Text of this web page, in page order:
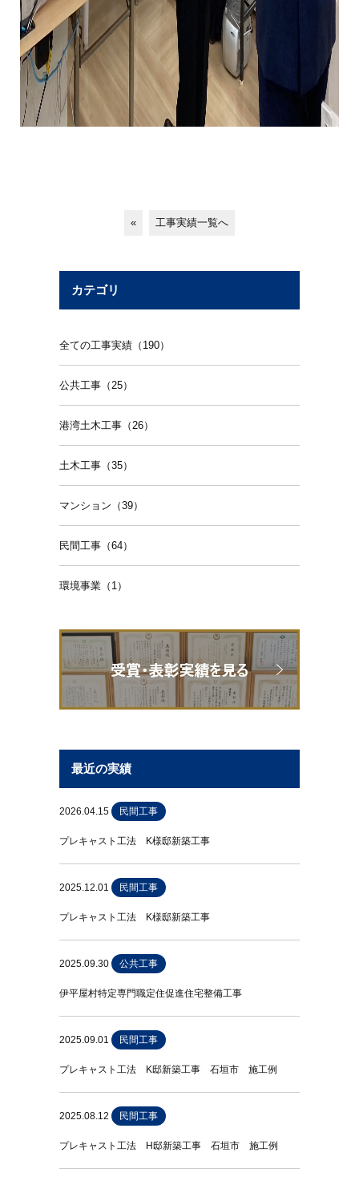
« 工事実績一覧へ
カテゴリ
全ての工事実績（190）
公共工事（25）
港湾土木工事（26）
土木工事（35）
マンション（39）
民間工事（64）
環境事業（1）
最近の実績
2026.04.15 民間工事
プレキャスト工法 K様邸新築工事
2025.12.01 民間工事
プレキャスト工法 K様邸新築工事
2025.09.30 公共工事
伊平屋村特定専門職定住促進住宅整備工事
2025.09.01 民間工事
プレキャスト工法 K邸新築工事 石垣市 施工例
2025.08.12 民間工事
プレキャスト工法 H邸新築工事 石垣市 施工例